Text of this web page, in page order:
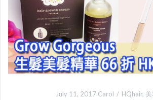
July 11, 2017 Carol HQhair,